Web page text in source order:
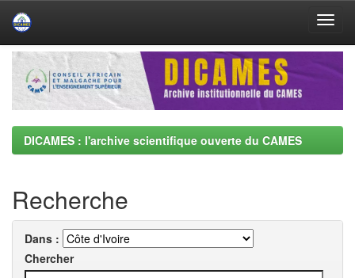
Skip
navigation
DICAMES : l'archive scientifique ouverte du CAMES
Recherche
Dans :
Chercher